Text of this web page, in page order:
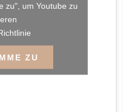
zu", um Youtube zu
ZU